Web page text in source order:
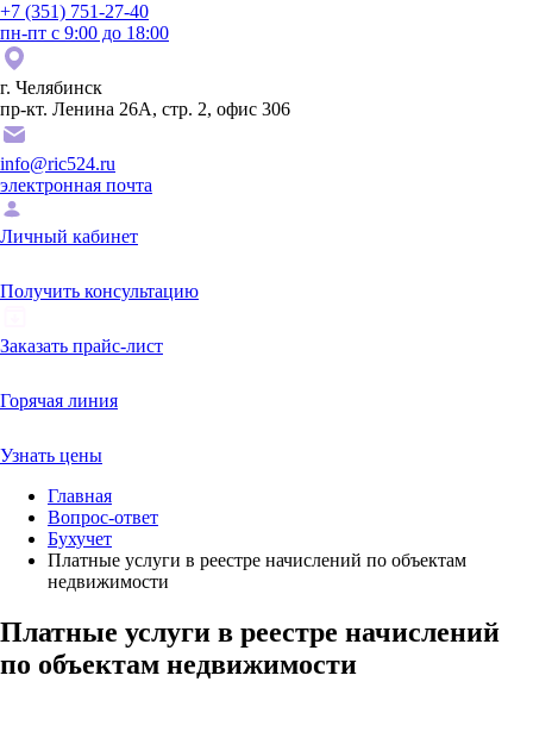
+7 (351) 751-27-40
пн-пт с 9:00 до 18:00
г. Челябинск
пр-кт. Ленина 26А, стр. 2, офис 306
info@ric524.ru
электронная почта
Личный кабинет
Получить консультацию
Заказать прайс-лист
Горячая линия
Узнать цены
Главная
Вопрос-ответ
Бухучет
Платные услуги в реестре начислений по объектам
недвижимости
Платные услуги в реестре начислений
по объектам недвижимости